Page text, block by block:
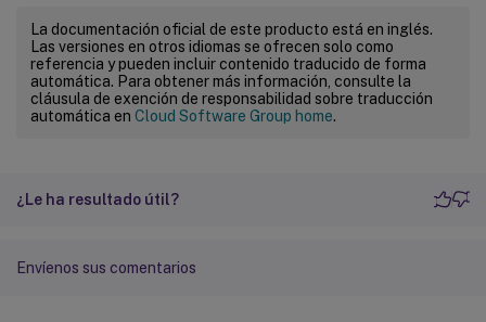
La documentación oficial de este producto está en inglés.
Las versiones en otros idiomas se ofrecen solo como
referencia y pueden incluir contenido traducido de forma
automática. Para obtener más información, consulte la
cláusula de exención de responsabilidad sobre traducción
automática en Cloud Software Group home.
¿Le ha resultado útil?
Envíenos sus comentarios